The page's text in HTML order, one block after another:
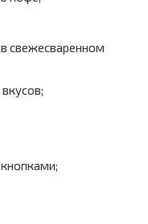
свежесваренном